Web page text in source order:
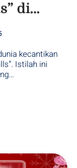
di
kecantikan
Istilah ini